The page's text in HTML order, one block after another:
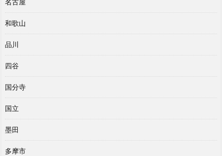
名古屋
和歌山
品川
四谷
国分寺
国立
墨田
多摩市